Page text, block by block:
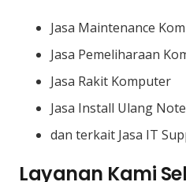
Jasa Maintenance
Jasa Pemeliharaan
Jasa Rakit Komputer
Jasa Install Ulang
dan terkait Jasa IT
Layanan Kami